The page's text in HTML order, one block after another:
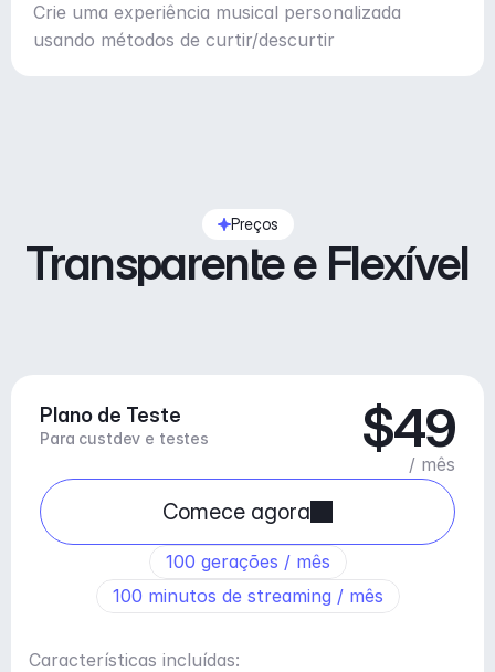
Crie uma experiência musical personalizada
usando métodos de curtir/descurtir
Preços
Transparente e Flexível
Plano de Teste
Para custdev e testes $49
/ mês
Comece agora
100 gerações / mês
100 minutos de streaming / mês
Características incluídas: